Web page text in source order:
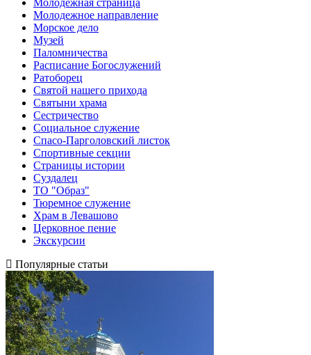
Молодежное направление
Морское дело
Музей
Паломничества
Расписание Богослужений
Ратоборец
Святой нашего прихода
Святыни храма
Сестричество
Социальное служение
Спасо-Парголовский листок
Спортивные секции
Страницы истории
Суздалец
ТО "Образ"
Тюремное служение
Храм в Левашово
Церковное пение
Экскурсии
Популярные статьи